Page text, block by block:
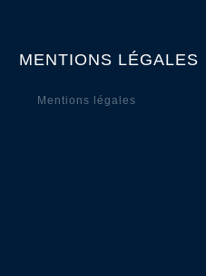
MENTIONS LÉGALES
Mentions légales